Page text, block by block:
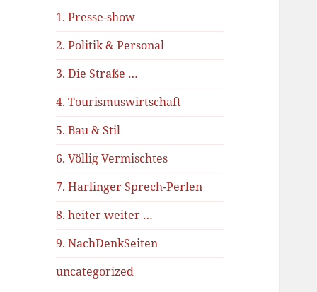
1. Presse-show
2. Politik & Personal
3. Die Straße …
4. Tourismuswirtschaft
5. Bau & Stil
6. Völlig Vermischtes
7. Harlinger Sprech-Perlen
8. heiter weiter …
9. NachDenkSeiten
uncategorized